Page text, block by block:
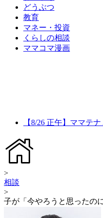
どうぶつ
教育
マネー・投資
くらしの相談
ママコマ漫画
【8/26 正午】ママテ
>
相談
>
子が「今やろうと思ったの